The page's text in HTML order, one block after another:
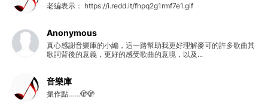
老編表示： https://i.redd.it/fhpq2g1rmf7e1.gif
Anonymous
真心感謝音樂庫的小編，這一路幫助我更好理解麥可的許多歌曲其
歌詞背後的意義，更好的感受歌曲的意境，以及...
音樂庫
振作點……🫣🫣